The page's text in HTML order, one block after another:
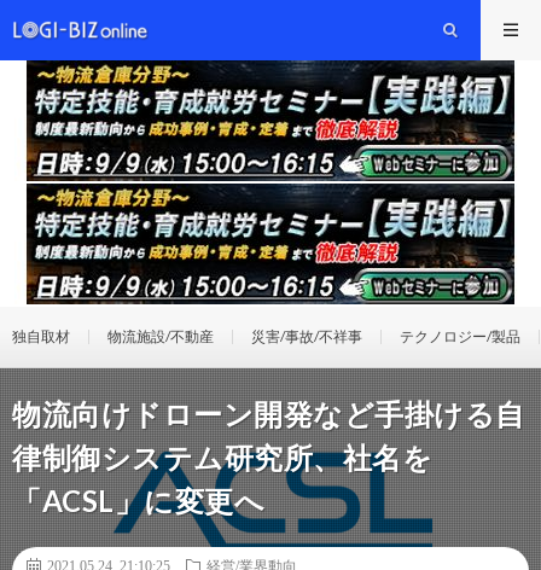
独自取材 物流施設/不動産 災害/事故/不祥事 テクノロジー/製品
物流向けドローン開発など手掛ける自
律制御システム研究所、社名を
「ACSL」に変更へ
2021.05.24 21:10:25
経営/業界動向